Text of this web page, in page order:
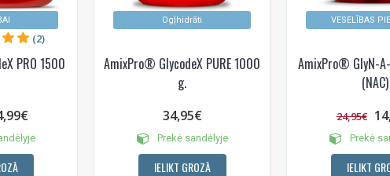
PRO 1500
(2)
Ogļhidrāti
AmixPro® GlycodeX PURE 1000
g.
34,95€
Prekė sandėlyje
IELIKT GROZĀ
VESELĪBAS
AmixPro® GlyN-
(NAC)
24,95€
Prekė
IELIKT